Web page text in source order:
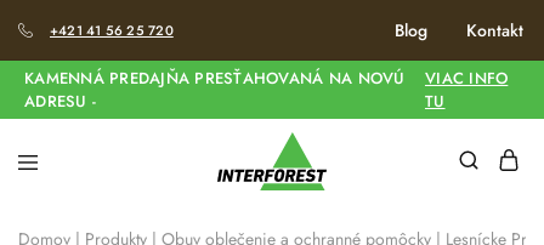
+421 41 56 25 720 Blog Kontakt
KAMENNÁ PREDAJŇA PRESŤAHOVANÁ NA NOVÚ
ADRESU -
VIAC INFO
TU
Domov | Produkty | Obuv oblečenie a ochranné pomôcky | Lesnícke